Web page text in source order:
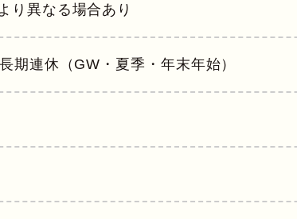
り異なる場合あり
期連休（GW・夏季・年末年始）